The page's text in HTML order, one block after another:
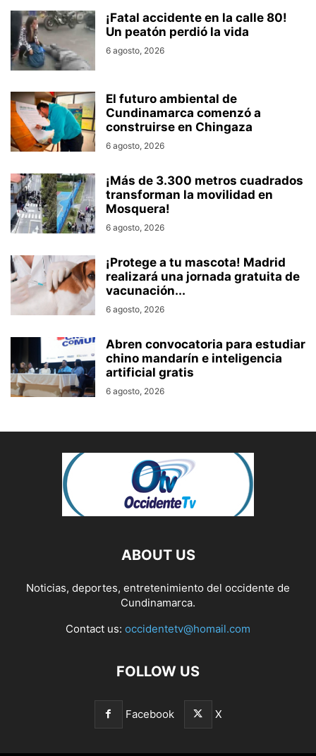
¡Fatal accidente en la calle 80!
Un peatón perdió la vida
6 agosto, 2026
El futuro ambiental de
Cundinamarca comenzó a
construirse en Chingaza
6 agosto, 2026
¡Más de 3.300 metros cuadrados
transforman la movilidad en
Mosquera!
6 agosto, 2026
¡Protege a tu mascota! Madrid
realizará una jornada gratuita de
vacunación...
6 agosto, 2026
Abren convocatoria para estudiar
chino mandarín e inteligencia
artificial gratis
6 agosto, 2026
ABOUT US
Noticias, deportes, entretenimiento del occidente de
Cundinamarca.
Contact us: occidentetv@homail.com
FOLLOW US
Facebook X